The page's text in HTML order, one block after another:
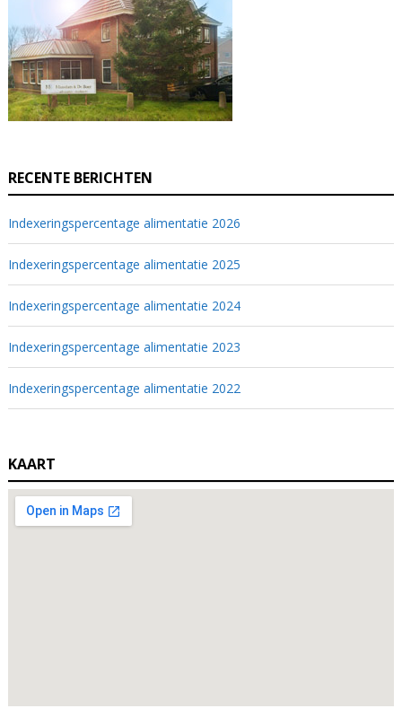
RECENTE BERICHTEN
Indexeringspercentage alimentatie 2026
Indexeringspercentage alimentatie 2025
Indexeringspercentage alimentatie 2024
Indexeringspercentage alimentatie 2023
Indexeringspercentage alimentatie 2022
KAART